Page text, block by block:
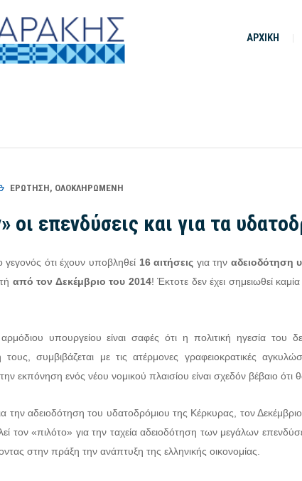
ΑΡΧΙΚΗ
ΕΡΏΤΗΣΗ, ΟΛΟΚΛΗΡΩΜΈΝΗ
οι επενδύσεις και για τα
ότι έχουν υποβληθεί 16 αιτήσεις για την αδειοδότηση
από τον Δεκέμβριο του 2014! Έκτοτε δεν έχει σημειωθεί
υπουργείου είναι σαφές ότι η πολιτική ηγεσία του
τους, συμβιβάζεται με τις ατέρμονες γραφειοκρατικές
εκπόνηση ενός νέου νομικού πλαισίου είναι σχεδόν βέβαιο
την αδειοδότηση του υδατοδρόμιου της Κέρκυρας, τον
τον «πιλότο» για την ταχεία αδειοδότηση των μεγάλων
στην πράξη την ανάπτυξη της ελληνικής οικονομίας.